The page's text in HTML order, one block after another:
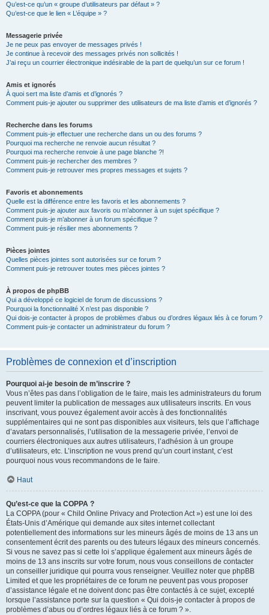
Qu’est-ce qu’un « groupe d’utilisateurs par défaut » ?
Qu’est-ce que le lien « L’équipe » ?
Messagerie privée
Je ne peux pas envoyer de messages privés !
Je continue à recevoir des messages privés non sollicités !
J’ai reçu un courrier électronique indésirable de la part de quelqu’un sur ce forum !
Amis et ignorés
À quoi sert ma liste d’amis et d’ignorés ?
Comment puis-je ajouter ou supprimer des utilisateurs de ma liste d’amis et d’ignorés ?
Recherche dans les forums
Comment puis-je effectuer une recherche dans un ou des forums ?
Pourquoi ma recherche ne renvoie aucun résultat ?
Pourquoi ma recherche renvoie à une page blanche ?!
Comment puis-je rechercher des membres ?
Comment puis-je retrouver mes propres messages et sujets ?
Favoris et abonnements
Quelle est la différence entre les favoris et les abonnements ?
Comment puis-je ajouter aux favoris ou m’abonner à un sujet spécifique ?
Comment puis-je m’abonner à un forum spécifique ?
Comment puis-je résilier mes abonnements ?
Pièces jointes
Quelles pièces jointes sont autorisées sur ce forum ?
Comment puis-je retrouver toutes mes pièces jointes ?
À propos de phpBB
Qui a développé ce logiciel de forum de discussions ?
Pourquoi la fonctionnalité X n’est pas disponible ?
Qui dois-je contacter à propos de problèmes d’abus ou d’ordres légaux liés à ce forum ?
Comment puis-je contacter un administrateur du forum ?
Problèmes de connexion et d’inscription
Pourquoi ai-je besoin de m’inscrire ?
Vous n’êtes pas dans l’obligation de le faire, mais les administrateurs du forum
peuvent limiter la publication de messages aux utilisateurs inscrits. En vous
inscrivant, vous pouvez également avoir accès à des fonctionnalités
supplémentaires qui ne sont pas disponibles aux visiteurs, tels que l’affichage
d’avatars personnalisés, l’utilisation de la messagerie privée, l’envoi de
courriers électroniques aux autres utilisateurs, l’adhésion à un groupe
d’utilisateurs, etc. L’inscription ne vous prend qu’un court instant, c’est
pourquoi nous vous recommandons de le faire.
Haut
Qu’est-ce que la COPPA ?
La COPPA (pour « Child Online Privacy and Protection Act ») est une loi des
États-Unis d’Amérique qui demande aux sites internet collectant
potentiellement des informations sur les mineurs âgés de moins de 13 ans un
consentement écrit des parents ou des tuteurs légaux des mineurs concernés.
Si vous ne savez pas si cette loi s’applique également aux mineurs âgés de
moins de 13 ans inscrits sur votre forum, nous vous conseillons de contacter
un conseiller juridique qui pourra vous renseigner. Veuillez noter que phpBB
Limited et que les propriétaires de ce forum ne peuvent pas vous proposer
d’assistance légale et ne doivent donc pas être contactés à ce sujet, excepté
lorsque l’assistance porte sur la question « Qui dois-je contacter à propos de
problèmes d’abus ou d’ordres légaux liés à ce forum ? ».